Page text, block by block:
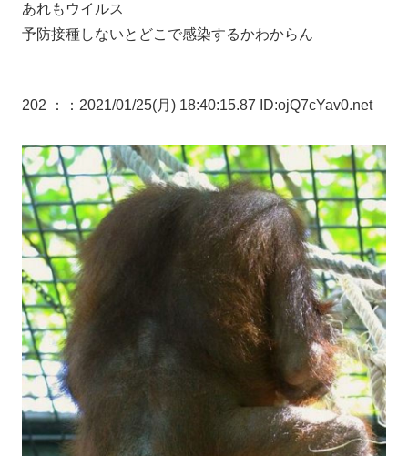
あれもウイルス
予防接種しないとどこで感染するかわからん
202 ： ：2021/01/25(月) 18:40:15.87 ID:ojQ7cYav0.net